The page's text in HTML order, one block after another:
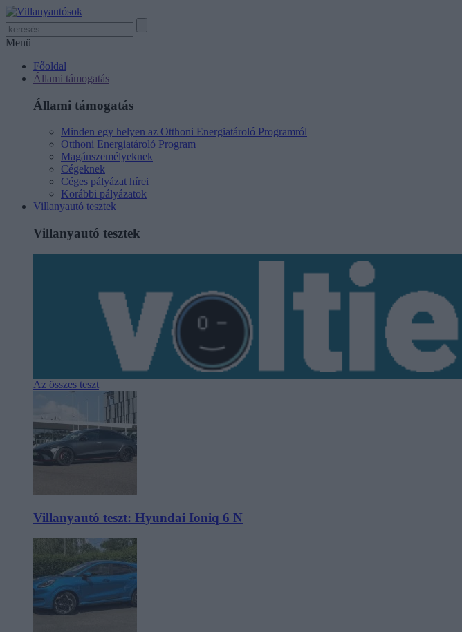
Menü
Főoldal
Állami támogatás
Állami támogatás
Minden egy helyen az Otthoni Energiatároló Programról
Otthoni Energiatároló Program
Magánszemélyeknek
Cégeknek
Céges pályázat hírei
Korábbi pályázatok
Villanyautó tesztek
Villanyautó tesztek
Az összes teszt
Villanyautó teszt: Hyundai Ioniq 6 N